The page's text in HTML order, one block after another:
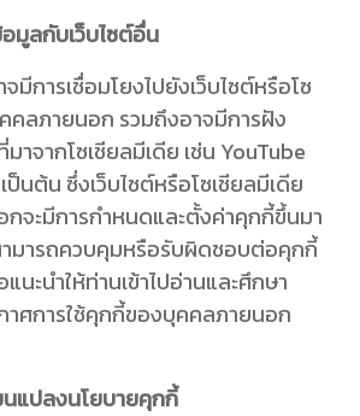
มูลกับเว็บไซต์อื่น
จมีการเชื่อมโยงไปยังเว็บไซต์หรือโซ
คลภายนอก รวมถึงอาจมีการฝัง
าจากโซเชียลมีเดีย เช่น YouTube
นต้น ซึ่งเว็บไซต์หรือโซเชียลมีเดีย
จะมีการกำหนดและตั้งค่าคุกกี้ขึ้นมา
ามารถควบคุมหรือรับผิดชอบต่อคุกกี้
นะนำให้ท่านเข้าไปอ่านและศึกษา
าศการใช้คุกกี้ของบุคคลภายนอก
นแปลงนโยบายคุกกี้